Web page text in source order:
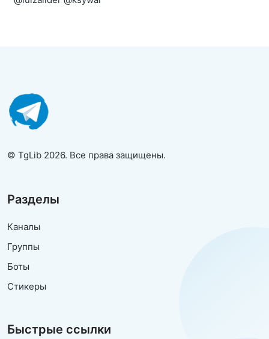
© TgLib 2026. Все права защищены.
Разделы
Каналы
Группы
Боты
Стикеры
Быстрые ссылки